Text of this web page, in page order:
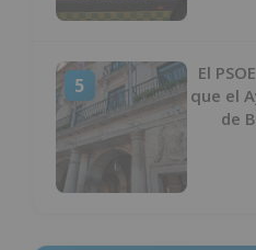
5
El
que el
de